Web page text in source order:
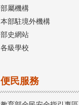
部屬機構
本部駐境外機構
部史網站
各級學校
便民服務